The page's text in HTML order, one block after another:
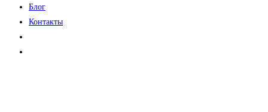
Блог
Контакты